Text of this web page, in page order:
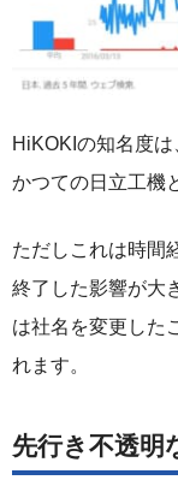
HiKOKIの知名度
かつての日立工機
ただしこれは時間
終了した影響が大
は社名を変更した
れます。
先行き不透明